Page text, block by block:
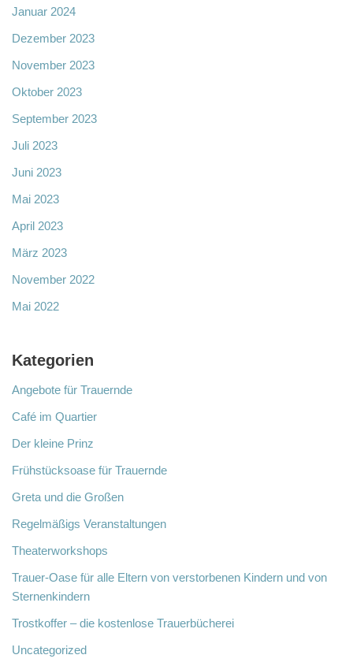
Januar 2024
Dezember 2023
November 2023
Oktober 2023
September 2023
Juli 2023
Juni 2023
Mai 2023
April 2023
März 2023
November 2022
Mai 2022
Kategorien
Angebote für Trauernde
Café im Quartier
Der kleine Prinz
Frühstücksoase für Trauernde
Greta und die Großen
Regelmäßigs Veranstaltungen
Theaterworkshops
Trauer-Oase für alle Eltern von verstorbenen Kindern und von
Sternenkindern
Trostkoffer – die kostenlose Trauerbücherei
Uncategorized